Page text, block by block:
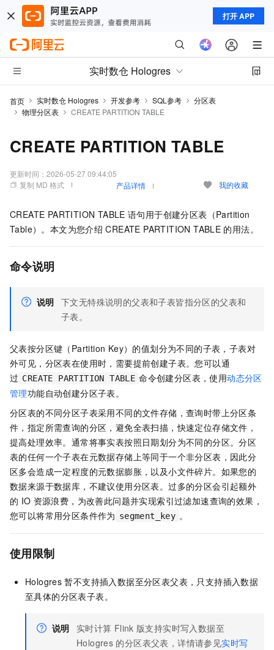
打开 APP
实时数仓 Hologres
首页 实时数仓 Hologres 开发参考 SQL参考
分区表
物理分区表
CREATE PARTITION TABLE
CREATE PARTITION TABLE
更新时间： 2026-05-27 09:44:05
复制 MD 格式
产品详情 我的收藏
CREATE PARTITION TABLE 语句用于创建分区表（Partition
Table）。本文为您介绍 CREATE PARTITION TABLE 的用法。
命令说明
说明 下文无特殊说明的父表和子表皆指分区的父表和
子表。
父表按分区键（Partition Key）的值划分为不同的子表，子表对
外可见，分区表在使用时，需要提前创建子表。您可以通
过 CREATE PARTITION TABLE 命令创建分区表，使用动态分区
管理功能自动创建分区子表。
分区表的不同分区子表采用不同的文件存储，查询时带上分区条
件，指定所需查询的分区，避免全表扫描，快速定位存储文件，
提高处理效率。通常将事实表按照日期划分为不同的分区。分区
表的任何一个子表在元数据存储上等同于一个非分区表，因此分
区多会造成一定程度的元数据膨胀，以及小文件碎片。如果您的
数据来源于数据库，不建议使用分区表。过多的分区会引起额外
的 IO 资源浪费，为改善此问题并实现索引过滤加速查询的效果，
您可以将常用分区条件作为 segment_key 。
使用限制
Hologres 暂不支持插入数据至分区表父表，只支持插入数据
至具体的分区表子表。
说明 实时计算 Flink 版支持实时写入数据至
Hologres 的分区表父表，详情请参见实时写